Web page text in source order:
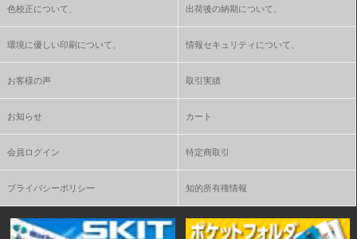
色校正について、 出荷後の納期について、
環境に優しい印刷について、 情報セキュリティについて、
お客様の声 取引実績
お知らせ カート
会員ログイン 特定商取引
プライバシーポリシー 知的所有権情報